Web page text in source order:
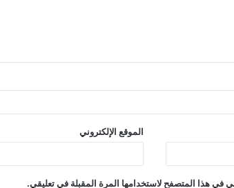
الموقع الإلكتروني
في هذا المتصفح لاستخدامها المرة المقبلة في تعليقي.